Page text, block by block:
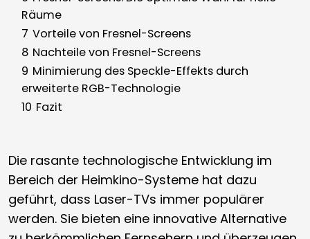
Räume
7 Vorteile von Fresnel-Screens
8 Nachteile von Fresnel-Screens
9 Minimierung des Speckle-Effekts durch
erweiterte RGB-Technologie
10 Fazit
Die rasante technologische Entwicklung im
Bereich der Heimkino-Systeme hat dazu
geführt, dass Laser-TVs immer populärer
werden. Sie bieten eine innovative Alternative